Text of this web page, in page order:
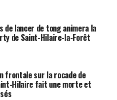
de lancer de tong animera la
de Saint-Hilaire-la-Forêt
frontale sur la rocade de
Hilaire fait une morte et